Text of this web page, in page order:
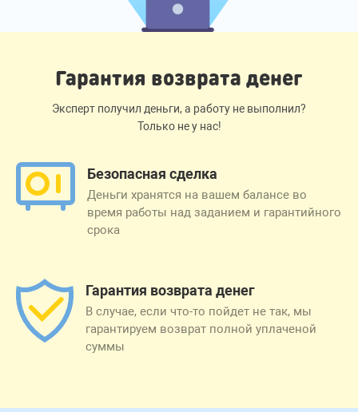
Гарантия возврата денег
Эксперт получил деньги, а работу не выполнил?
Только не у нас!
Безопасная сделка
Деньги хранятся на вашем балансе во
время работы над заданием и гарантийного
срока
Гарантия возврата денег
В случае, если что-то пойдет не так, мы
гарантируем возврат полной уплаченой
суммы